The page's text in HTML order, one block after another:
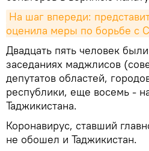
На шаг впереди:
оценила меры по борьбе с
Двадцать пять человек
заседаниях маджлисов
депутатов областей,
республики, еще восемь -
Таджикистана.
Коронавирус, ставший
не обошел и Таджикистан.